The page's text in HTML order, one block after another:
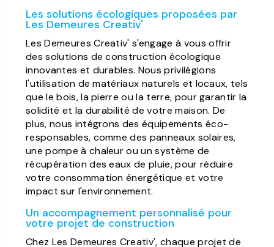
Les solutions écologiques proposées par
Les Demeures Creativ'
Les Demeures Creativ' s'engage à vous offrir
des solutions de construction écologique
innovantes et durables. Nous privilégions
l'utilisation de matériaux naturels et locaux, tels
que le bois, la pierre ou la terre, pour garantir la
solidité et la durabilité de votre maison. De
plus, nous intégrons des équipements éco-
responsables, comme des panneaux solaires,
une pompe à chaleur ou un système de
récupération des eaux de pluie, pour réduire
votre consommation énergétique et votre
impact sur l'environnement.
Un accompagnement personnalisé pour
votre projet de construction
Chez Les Demeures Creativ', chaque projet de